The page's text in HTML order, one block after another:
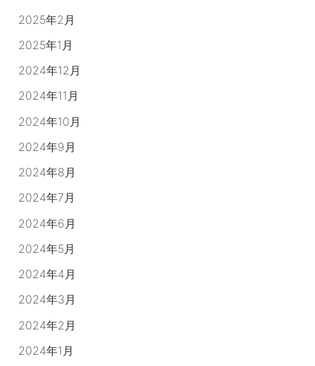
2025年2月
2025年1月
2024年12月
2024年11月
2024年10月
2024年9月
2024年8月
2024年7月
2024年6月
2024年5月
2024年4月
2024年3月
2024年2月
2024年1月